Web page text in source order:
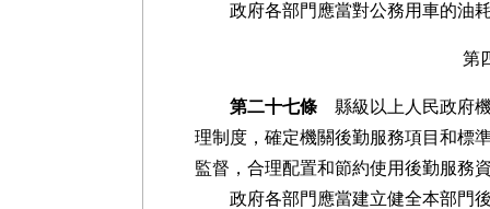
政府各部門應當對公務用車的油耗
第
第二十七條縣級以上人民政府機
理制度，確定機關後勤服務項目和標
監督，合理配置和節約使用後勤服務
政府各部門應當建立健全本部門後